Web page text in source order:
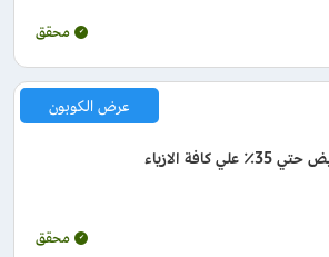
محقق
كود خصم اسوس تخفيض حتي 35٪ علي كافة الازياء
عرض الكوبون
محقق